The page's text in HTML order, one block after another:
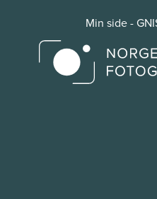
Min side -